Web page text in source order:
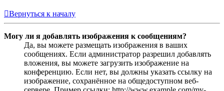
Вернуться к началу
Могу ли я добавлять изображения к сообщениям?
Да, вы можете размещать изображения в ваших
сообщениях. Если администратор разрешил добавлять
вложения, вы можете загрузить изображение на
конференцию. Если нет, вы должны указать ссылку на
изображение, сохранённое на общедоступном веб-